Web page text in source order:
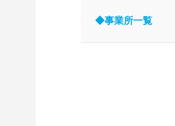
◆事業所一覧